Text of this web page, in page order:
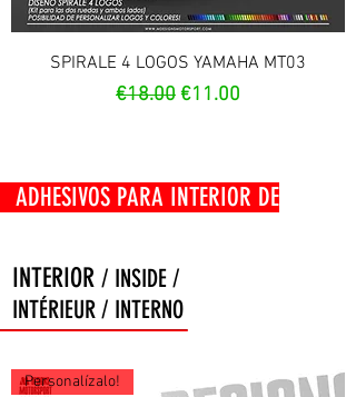
SPIRALE 4 LOGOS YAMAHA MT03
Regular Price
€18.00Sale Price
€11.00
PARA INTERIOR DE
INTERIOR / INSIDE /
INTÉRIEUR / INTERNO
Personalízalo!